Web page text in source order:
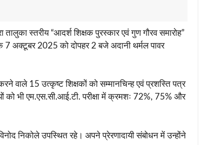
तालुका स्तरीय “आदर्श शिक्षक पुरस्कार एवं गुण गौरव समारोह”
7 अक्टूबर 2025 को दोपहर 2 बजे अदानी थर्मल पावर
वाले 15 उत्कृष्ट शिक्षकों को सम्मानचिन्ह एवं प्रशस्ति पत्र
को भी एम.एस.सी.आई.टी. परीक्षा में क्रमशः 72%, 75% और
निकोले उपस्थित रहे। अपने प्रेरणादायी संबोधन में उन्होंने